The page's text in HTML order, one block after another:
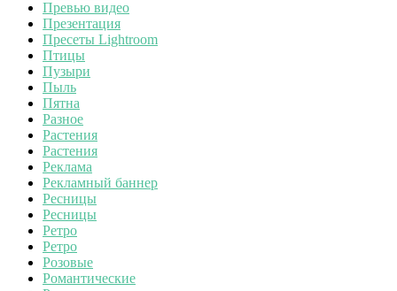
Превью видео
Презентация
Пресеты Lightroom
Птицы
Пузыри
Пыль
Пятна
Разное
Растения
Растения
Реклама
Рекламный баннер
Ресницы
Ресницы
Ретро
Ретро
Розовые
Романтические